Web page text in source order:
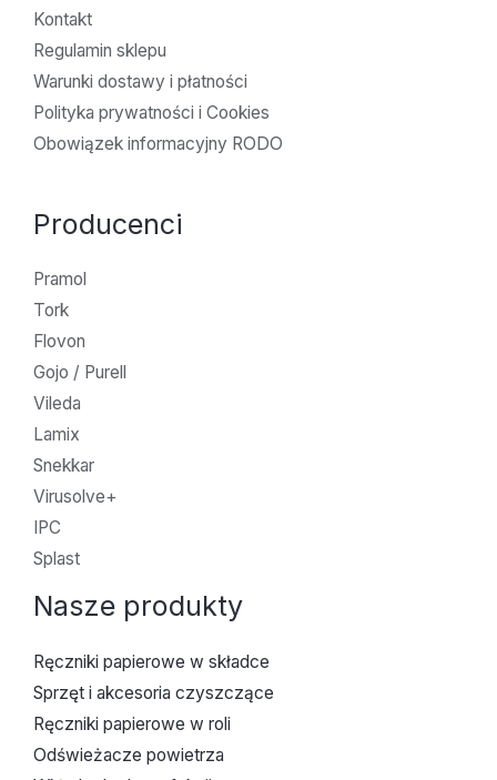
Kontakt
Regulamin sklepu
Warunki dostawy i płatności
Polityka prywatności i Cookies
Obowiązek informacyjny RODO
Producenci
Pramol
Tork
Flovon
Gojo / Purell
Vileda
Lamix
Snekkar
Virusolve+
IPC
Splast
Nasze produkty
Ręczniki papierowe w składce
Sprzęt i akcesoria czyszczące
Ręczniki papierowe w roli
Odświeżacze powietrza